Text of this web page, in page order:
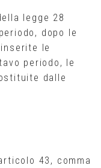
legge 28
dopo le
le
periodo, le
dalle
43, comma